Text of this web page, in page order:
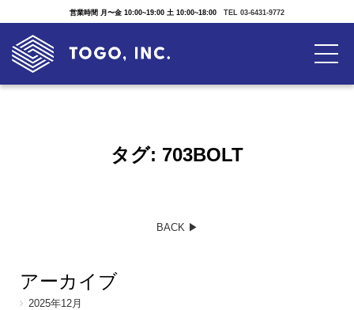
営業時間 月〜金 10:00~19:00 土 10:00~18:00 TEL 03-6431-9772
タグ: 703BOLT
BACK ▶︎
アーカイブ
2025年12月